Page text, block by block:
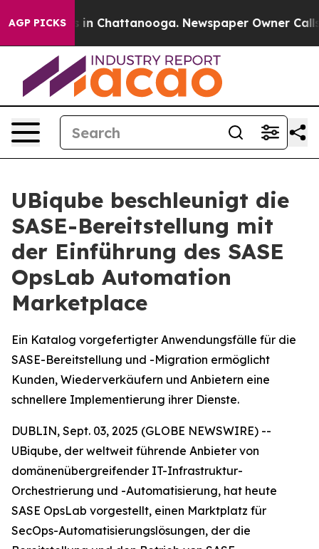
AGP PICKS
Chaos in Chattanooga. Newspaper Owner Calls
UBiqube beschleunigt die
SASE-Bereitstellung mit
der Einführung des SASE
OpsLab Automation
Marketplace
Ein Katalog vorgefertigter Anwendungsfälle für die
SASE-Bereitstellung und -Migration ermöglicht
Kunden, Wiederverkäufern und Anbietern eine
schnellere Implementierung ihrer Dienste.
DUBLIN, Sept. 03, 2025 (GLOBE NEWSWIRE) --
UBiqube, der weltweit führende Anbieter von
domänenübergreifender IT-Infrastruktur-
Orchestrierung und -Automatisierung, hat heute
SASE OpsLab vorgestellt, einen Marktplatz für
SecOps-Automatisierungslösungen, der die